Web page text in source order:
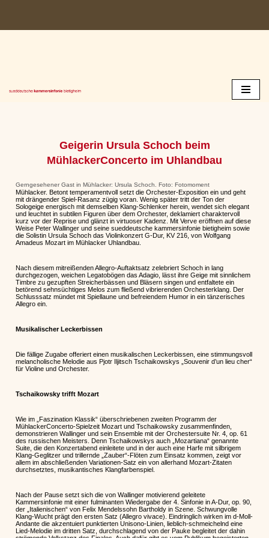
Zum
Geigerin Ursula Schoch beim
MühlackerConcerto im Uhlandbau
Gerngesehener Gast in Mühlacker: Ursula Schoch. Foto: Fotomoment
Mühlacker. Betont temperamentvoll setzt die Orchester-Exposition ein und geht
mit drängender Spiel-Rasanz zügig voran. Wenig später tritt der Ton der
Sologeige energisch mit demselben Klang-Schlenker herein, wendet sich elegant
und leuchtet in subtilen Figuren über dem Orchester, deklamiert charaktervoll
kurz vor der Reprise und glänzt in virtuoser Kadenz. Mit Verve eröffnen auf diese
Weise Peter Wallinger und seine sueddeutsche kammersinfonie bietigheim sowie
die Solistin Ursula Schoch das Violinkonzert G-Dur, KV 216, von Wolfgang
Amadeus Mozart im Mühlacker Uhlandbau.
Nach diesem mitreißenden Allegro-Auftaktsatz zelebriert Schoch in lang
durchgezogen, weichen Legatobögen das Adagio, lässt ihre Geige mit sinnlichem
Timbre zu gezupften Streicherbässen und Bläsern singen und entfaltete ein
betörend sehnsüchtiges Melos zum fließend vibrierenden Orchesterklang. Der
Schlusssatz mündet mit Spiellaune und befreiendem Humor in ein tänzerisches
Allegro ein.
Musikalischer Leckerbissen
Die fällige Zugabe offeriert einen musikalischen Leckerbissen, eine stimmungsvoll
melancholische Melodie aus Pjotr Iljitsch Tschaikowskys „Souvenir d’un lieu cher“
für Violine und Orchester.
Tschaikowsky trifft Mozart
Wie im „Faszination Klassik“ überschriebenen zweiten Programm der
MühlackerConcerto-Spielzeit Mozart und Tschaikowsky zusammenfinden,
demonstrieren Wallinger und sein Ensemble mit der Orchestersuite Nr. 4, op. 61
des russischen Meisters. Denn Tschaikowskys auch „Mozartiana“ genannte
Suite, die den Konzertabend einleitete und in der auch eine Harfe mit silbrigem
Klang-Geglitzer und trillernde „Zauber“-Flöten zum Einsatz kommen, zeigt vor
allem im abschließenden Variationen-Satz ein von allerhand Mozart-Zitaten
durchsetztes, musikantisches Klangfarbenspiel.
Nach der Pause setzt sich die von Wallinger motivierend geleitete
Kammersinfonie mit einer fulminanten Wiedergabe der 4. Sinfonie in A-Dur, op. 90,
der „Italienischen“ von Felix Mendelssohn Bartholdy in Szene. Schwungvolle
Klang-Wucht prägt den ersten Satz (Allegro vivace). Eindringlich wirken im d-Moll-
Andante die akzentuiert punktierten Unisono-Linien, lieblich-schmeichelnd eine
Lied-Melodie im dritten Satz, durchschlagend von der Pauke begleitet der dahin